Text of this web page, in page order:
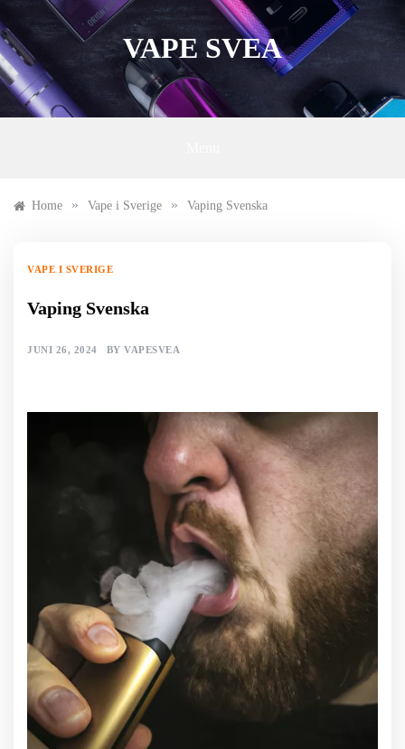
to
content
VAPE SVEA
Home » Vape i Sverige » Vaping Svenska
VAPE I SVERIGE
Vaping Svenska
JUNI 26, 2024 BY VAPESVEA